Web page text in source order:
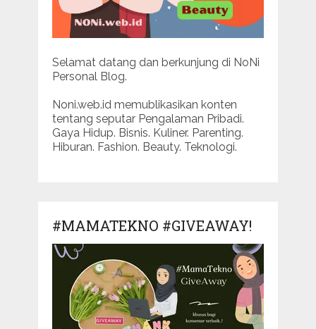
Selamat datang dan berkunjung di NoNi
Personal Blog.
Noni.web.id memublikasikan konten
tentang seputar Pengalaman Pribadi.
Gaya Hidup. Bisnis. Kuliner. Parenting.
Hiburan. Fashion. Beauty. Teknologi.
#MAMATEKNO #GIVEAWAY!